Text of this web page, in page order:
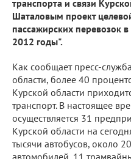
транспорта и связи
Шаталовым проект
пассажирских перевозок
2012 годы".
Как сообщает пресс-
области, более 40
Курской области
транспорт. В настоящее
осуществляется 31
Курской области на
тысячи автобусов, около
автомобилей, 11